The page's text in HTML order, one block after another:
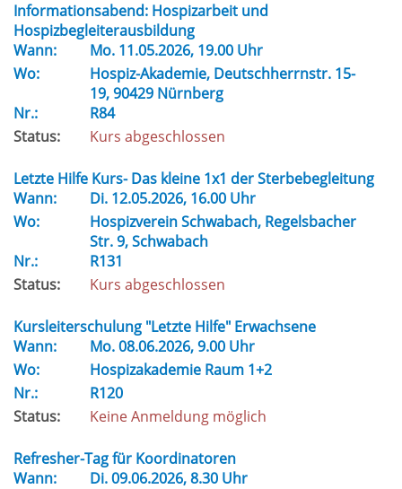
Informationsabend: Hospizarbeit und
Hospizbegleiterausbildung
Wann:
Mo. 11.05.2026, 19.00 Uhr
Wo:
Hospiz-Akademie, Deutschherrnstr. 15-
19, 90429 Nürnberg
Nr.:
R84
Status:
Kurs abgeschlossen
Letzte Hilfe Kurs- Das kleine 1x1 der Sterbebegleitung
Wann:
Di. 12.05.2026, 16.00 Uhr
Wo:
Hospizverein Schwabach, Regelsbacher
Str. 9, Schwabach
Nr.:
R131
Status:
Kurs abgeschlossen
Kursleiterschulung "Letzte Hilfe" Erwachsene
Wann:
Mo.08.06.2026, 9.00 Uhr
Wo:
Hospizakademie Raum 1+2
Nr.:
R120
Status:
Keine Anmeldung möglich
Refresher-Tag für Koordinatoren
Wann:
Di.09.06.2026, 8.30 Uhr